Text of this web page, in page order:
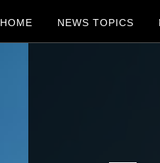
HOME NEWS TOPICS